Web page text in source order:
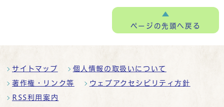
ページの先頭へ戻る
サイトマップ 個人情報の取扱いについて
著作権・リンク等 ウェブアクセシビリティ方針
RSS利用案内